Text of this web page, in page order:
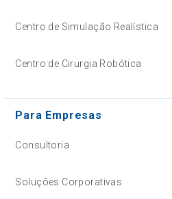
Centro de Simulação Realística
Centro de Cirurgia Robótica
Para Empresas
Consultoria
Soluções Corporativas